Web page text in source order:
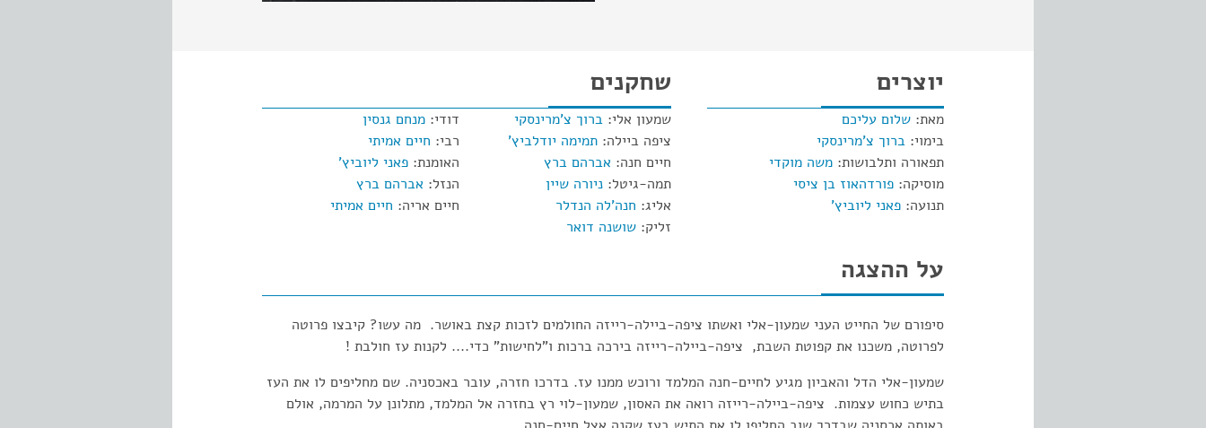
יוצרים
מאת: שלום עליכם
בימוי: ברוך צ'מרינסקי
תפאורה ותלבושות: משה מוקדי
מוסיקה: פורדהאוז בן ציסי
תנועה: פאני ליוביץ'
שחקנים
שמעון אלי: ברוך צ'מרינסקי
ציפה ביילה: תמימה יודלביץ'
חיים חנה: אברהם ברץ
תמה-גיטל: ניורה שיין
אליג: חנה'לה הנדלר
זליק: שושנה דואר
דודי: מנחם גנסין
רבי: חיים אמיתי
האומנת: פאני ליוביץ'
הנזל: אברהם ברץ
חיים אריה: חיים אמיתי
על ההצגה
סיפורם של החייט העני שמעון-אלי ואשתו ציפה-ביילה-רייזה החולמים לזכות קצת באושר. מה עשו? קיבצו פרוטה
לפרוטה, משכנו את קפוטת השבת, ציפה-ביילה-רייזה בירכה ברכות ו"לחישות" כדי.... לקנות עז חולבת !
שמעון-אלי הדל והאביון מגיע לחיים-חנה המלמד ורוכש ממנו עז. בדרכו חזרה, עובר באכסניה. שם מחליפים לו את העז
בתיש כחוש עצמות. ציפה-ביילה-רייזה רואה את האסון, שמעון-לוי רץ בחזרה אל המלמד, מתלונן על המרמה, אולם